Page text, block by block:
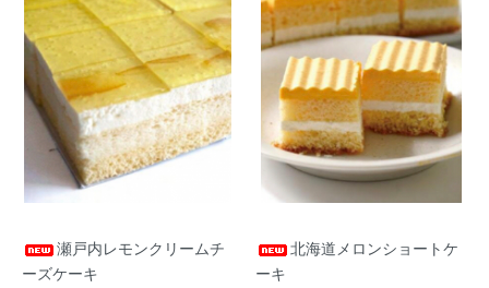
瀬戸内レモンクリームチ
ーズケーキ
北海道メロンショートケ
ーキ